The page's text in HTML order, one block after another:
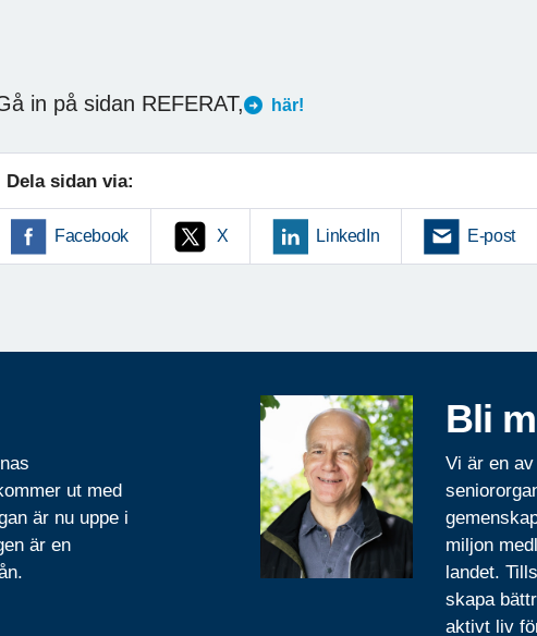
in på sidan REFERAT, här!
Dela sidan via:
Facebook X LinkedIn E-post
ut med
är nu uppe i
är en
Bli
Vi är en
miljon
landet.
skapa
aktivt liv